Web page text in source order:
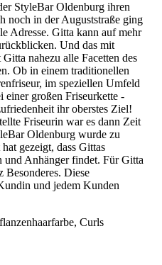
StyleBar Oldenburg ihren
noch in der Auguststraße ging
Adresse. Gitta kann auf mehr
Und das mit
nahezu alle Facetten des
Ob in einem traditionellen
im speziellen Umfeld
einer großen Friseurkette -
ihr oberstes Ziel!
Friseurin war es dann Zeit
Oldenburg wurde zu
gezeigt, dass Gittas
und Anhänger findet. Für Gitta
Besonderes. Diese
und jedem Kunden
Curls